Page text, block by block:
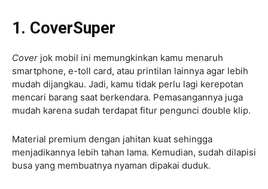
1. CoverSuper
Cover jok mobil ini memungkinkan kamu menaruh
smartphone, e-toll card, atau printilan lainnya agar lebih
mudah dijangkau. Jadi, kamu tidak perlu lagi kerepotan
mencari barang saat berkendara. Pemasangannya juga
mudah karena sudah terdapat fitur pengunci double klip.
Material premium dengan jahitan kuat sehingga
menjadikannya lebih tahan lama. Kemudian, sudah dilapisi
busa yang membuatnya nyaman dipakai duduk.